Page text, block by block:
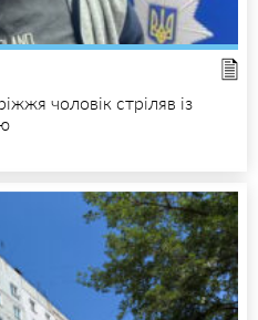
чоловік стріляв із